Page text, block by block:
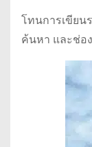
โทนการเขียน
ค้นหา และช่อ